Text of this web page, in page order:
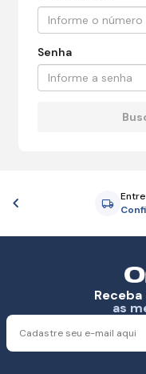
Senha
Anterior
as